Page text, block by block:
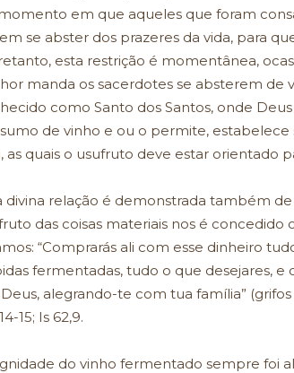
em que aqueles que foram
se abster dos prazeres da vida, para
esta restrição é momentânea,
manda os sacerdotes se absterem
como Santo dos Santos, onde
de vinho e ou o permite,
as quais o usufruto deve estar orientado
divina relação é demonstrada também
das coisas materiais nos é
“Comprarás ali com esse dinheiro
fermentadas, tudo o que desejares,
alegrando-te com tua família”
15; Is 62,9.
do vinho fermentado sempre foi